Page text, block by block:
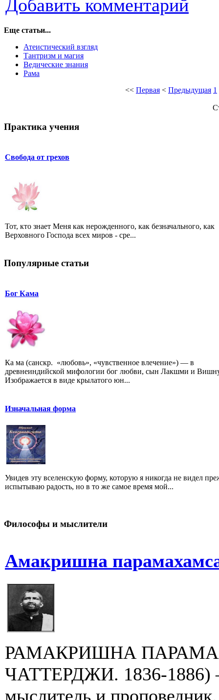
Добавить комментарий
Еще статьи...
Атеистический взгляд
Тантризм и магия
Ведические знания
Рама
<< Первая < Предыдущая 1
Практика учения
Свобода от грехов
Тот, кто знает Меня как нерожденного, как безначального, как
Верховного Господа всех миров - сре...
Популярные статьи
Бог Кама
Ка ма (санскр. «любовь», «чувственное влечение») — в
древнеиндийской мифологии бог любви, сын Лакшми и
Изображается в виде крылатого юн...
Изначальная форма
Увидев эту вселенскую форму, которую я никогда не видел
испытываю радость, но в то же самое время мой...
Философы и мыслители
Амакришна
РАМАКРИШНА
ЧАТТЕРДЖИ. 1836-1886)
мыслитель и